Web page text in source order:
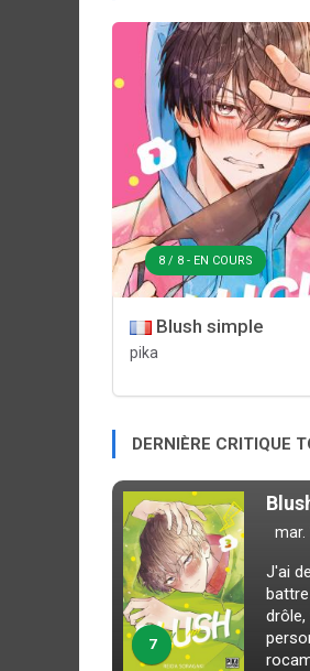
8 / 8 - EN COURS
Blush simple
pika
DERNIÈRE CRITIQUE
7
mar.
J'ai